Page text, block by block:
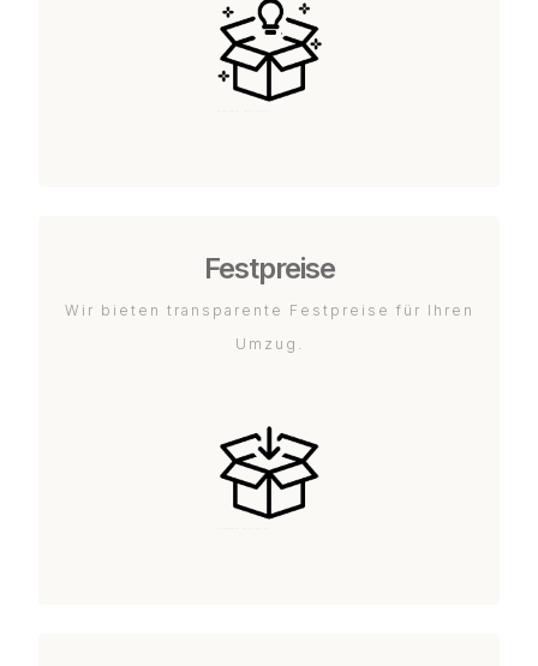
Festpreise
Wir bieten transparente Festpreise für Ihren
Umzug.